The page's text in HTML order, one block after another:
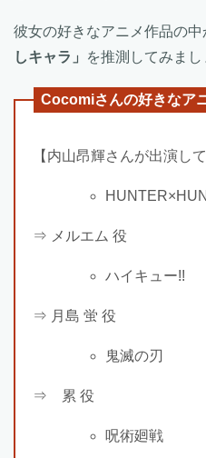
彼女の好きなアニメ作品の中
しキャラ」
を推測してみまし
Cocomiさんの好きなア
【内山昂輝さんが出演し
⇒ メルエム 役
ハイキュー!!
⇒ 月島 蛍 役
鬼滅の刃
⇒ 累 役
呪術廻戦